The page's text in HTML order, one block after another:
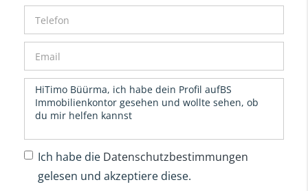
Ich habe die Datenschutzbestimmungen
gelesen und akzeptiere diese.